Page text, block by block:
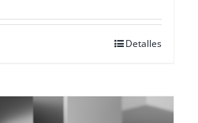
Detalles